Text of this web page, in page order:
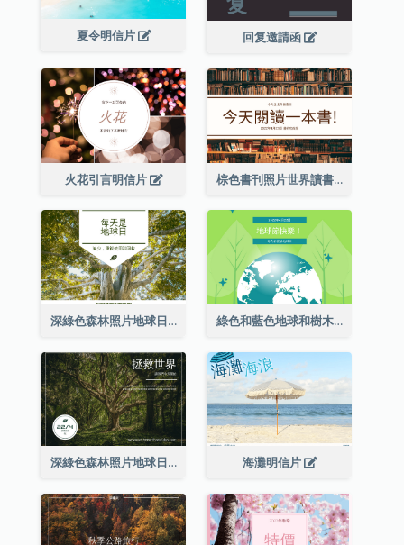
夏令明信片 回复邀請函
火花引言明信片 棕色書刊照片世界讀書日明信片
深綠色森林照片地球日明信片 綠色和藍色地球和樹木插圖地球日明信片
深綠色森林照片地球日明信片 海灘明信片